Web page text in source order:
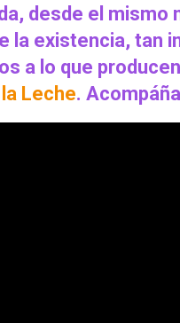
desde el
la existencia, tan
a lo que
Leche.